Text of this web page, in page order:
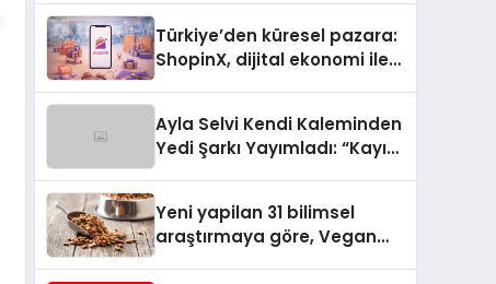
Türkiye’den küresel pazara:
ShopinX, dijital ekonomi ile
Ayla Selvi Kendi Kaleminden
Yedi Şarkı Yayımladı: “Kayıp
Yeni yapilan 31 bilimsel
araştırmaya göre, Vegan